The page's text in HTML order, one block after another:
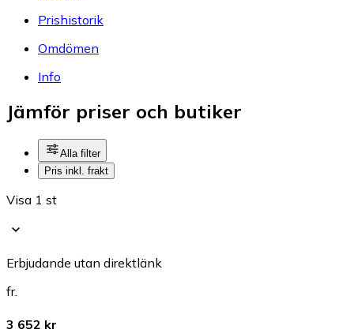
Prishistorik
Omdömen
Info
Jämför priser och butiker
Alla filter
Pris inkl. frakt
Visa 1 st
Erbjudande utan direktlänk
fr.
3 652 kr